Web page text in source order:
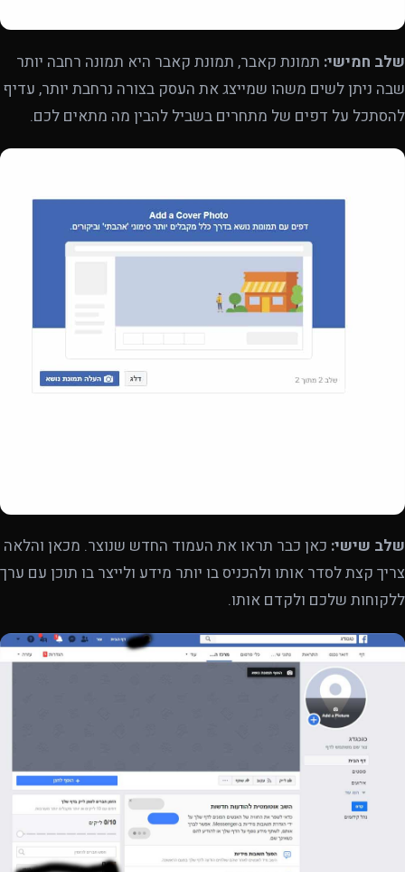
שלב חמישי: תמונת קאבר, תמונת קאבר היא תמונה רחבה יותר
שבה ניתן לשים משהו שמייצג את העסק בצורה נרחבת יותר, עדיף
להסתכל על דפים של מתחרים בשביל להבין מה מתאים לכם.
שלב שישי: כאן כבר תראו את העמוד החדש שנוצר. מכאן והלאה
צריך קצת לסדר אותו ולהכניס בו יותר מידע ולייצר בו תוכן עם ערך
ללקוחות שלכם ולקדם אותו.